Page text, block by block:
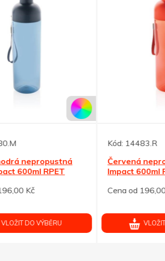
Červená nepropustná lahev
Impact 600ml RPET
Cena od 196,00 Kč
VLOŽIT DO VÝBĚRU